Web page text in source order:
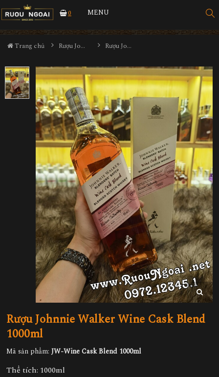
0 MENU
Trang chủ Rượu Johnnie walker Rượu Johnnie Walker Wine Cask Blend 1000ml
Rượu Johnnie Walker Wine Cask Blend
1000ml
Mã sản phẩm: JW-Wine Cask Blend 1000ml
Thể tích: 1000ml